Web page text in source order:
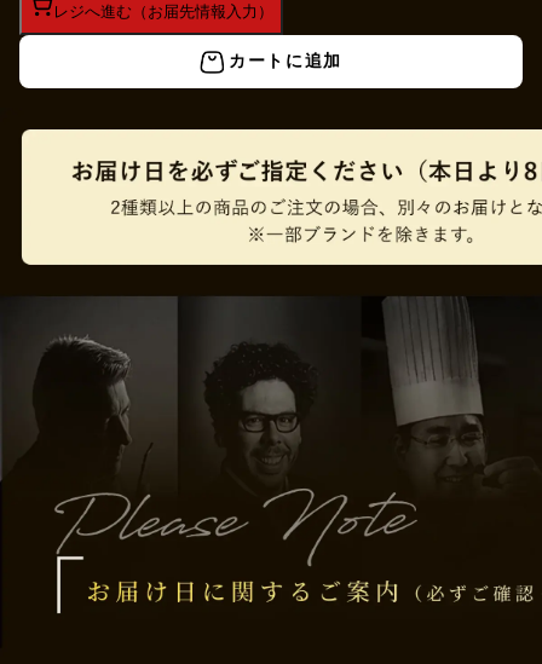
レジへ進む（お届先情報入力）
カートに追加